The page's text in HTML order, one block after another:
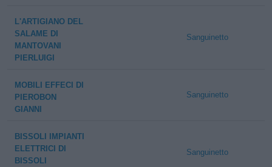
L'ARTIGIANO DEL
SALAME DI
MANTOVANI
PIERLUIGI
Sanguinetto
MOBILI EFFECI DI
PIEROBON
GIANNI
Sanguinetto
BISSOLI IMPIANTI
ELETTRICI DI
BISSOLI
Sanguinetto